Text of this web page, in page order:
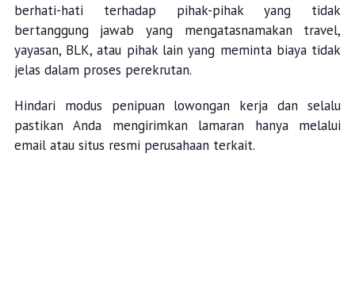
berhati-hati terhadap pihak-pihak yang tidak
bertanggung jawab yang mengatasnamakan travel,
yayasan, BLK, atau pihak lain yang meminta biaya tidak
jelas dalam proses perekrutan.
Hindari modus penipuan lowongan kerja dan selalu
pastikan Anda mengirimkan lamaran hanya melalui
email atau situs resmi perusahaan terkait.